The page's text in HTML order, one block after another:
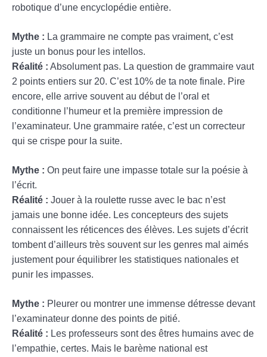
robotique d’une encyclopédie entière.
Mythe : La grammaire ne compte pas vraiment, c’est
juste un bonus pour les intellos.
Réalité : Absolument pas. La question de grammaire vaut
2 points entiers sur 20. C’est 10% de ta note finale. Pire
encore, elle arrive souvent au début de l’oral et
conditionne l’humeur et la première impression de
l’examinateur. Une grammaire ratée, c’est un correcteur
qui se crispe pour la suite.
Mythe : On peut faire une impasse totale sur la poésie à
l’écrit.
Réalité : Jouer à la roulette russe avec le bac n’est
jamais une bonne idée. Les concepteurs des sujets
connaissent les réticences des élèves. Les sujets d’écrit
tombent d’ailleurs très souvent sur les genres mal aimés
justement pour équilibrer les statistiques nationales et
punir les impasses.
Mythe : Pleurer ou montrer une immense détresse devant
l’examinateur donne des points de pitié.
Réalité : Les professeurs sont des êtres humains avec de
l’empathie, certes. Mais le barème national est